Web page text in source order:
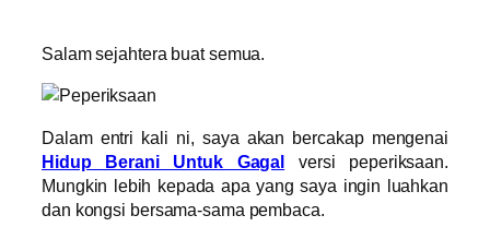
Salam sejahtera buat semua.
Dalam entri kali ni, saya akan bercakap mengenai
Hidup Berani Untuk Gagal versi peperiksaan.
Mungkin lebih kepada apa yang saya ingin luahkan
dan kongsi bersama-sama pembaca.